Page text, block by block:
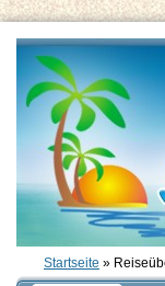
Startseite »